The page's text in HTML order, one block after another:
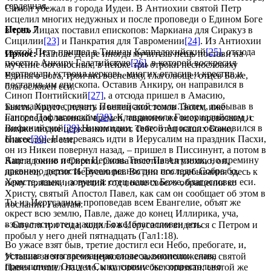
Симон убежал в города Иудеи. В Антиохии святой Петр
исцелил многих недужных и после проповеди о Едином Боге
в трех Лицах поставил епископов: Маркиана для Сиракуз в
Сицилии[23] и Панкратия для Тавромении[24]. Из Антиохии
святой Петр пришел в Тиниан Каппадокийский[25], отсюда
посетил Анкиру Галатийскую[26], в которой воскресил
мертвеца и устроил церковь, многих огласив и крестив и
поставив им епископа. Оставив Анкиру, он направился в
Синоп Понтийский[27], а отсюда пришел в Амасию,
занимающую средину Понтийской земли. Затем, побывав в
Гангре Пафлагонском[28], Клавдиополе Гонориадийском и
Вифинийской[29]Никомидии, святой Апостол остановился в
Никее[30]. Намереваясь идти в Иерусалим на праздник Пасхи,
он из Никеи повернул назад, – пришел в Писсинунт, а потом в
Каппадокию и Сирию. Снова посетив Антиохию, он,
наконец, достиг Иерусалима. Во дни его пребывания здесь к
нему пришел, на третий год после своего обращения ко
Христу, святый Апостол Павел, как сам он сообщает об этом в
послании Галатам:
– Спустя три года, ходил я в Иерусалим видеться с Петром и
пробыл у него дней пятнадцать (Гал1:18).
Уставив за это время церковные законоположения, святой
Павел отошел на дело, к которому был призван; святой же
сердечная.
Песнь 7
Ирмос:На поле Деире иногда мучитель пещь постави на
мучение богоносных, в нейже три отроки песнословяху
Единаго Бога, троично воспеваху, глаголюще: отцев Боже,
благословен еси.
Бысть, Христе, печать и венец апостолов Твоих, иже
напоследок званный времен, тщанием же всех превозшед, с
нимже людие церковнии поют Тебе: отец наших Боже,
благословен еси.
Аще и гонив первее Церковь Твою Павел узник, но премину
древнюю дерзость Твоею ревностию последи. Собра бо,
Христе, языки, зовущия: отец наших Боже, благословен еси.
Ты из Иерусалима проповедав всем Евангелие, объят же
окрест всю землю, Павле, даже до конец Иллирика, уча,
взывал еси: отец наших Боже, благословен еси.
Во ужасе взят быв, третие достигл еси Небо, пребогате, и,
услышав неизглаголанная словеса, вопиеши: слава
превышнему Отцу и Сыну, сияние же сопрестольно